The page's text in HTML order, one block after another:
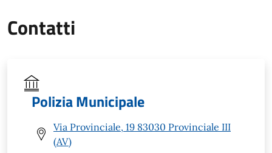
Contatti
Polizia Municipale
Via Provinciale, 19 83030 Provinciale III
(AV)